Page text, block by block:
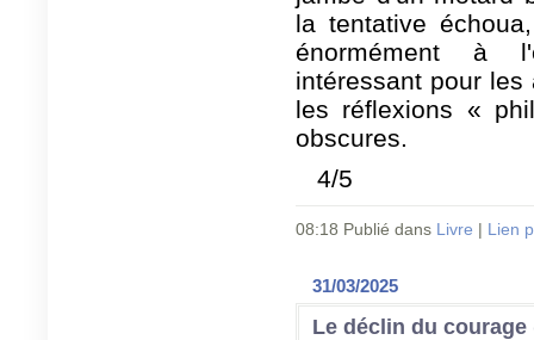
la tentative
énormément à
intéressant pour
les réflexions «
obscures.
4/5
08:18 Publié dans Livre Lien
31/03/2025
Le déclin du